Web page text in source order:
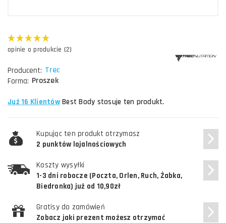
opinie o produkcie (2)
Producent: Trec
Forma: Proszek
Już 16 KlientówBest Body stosuje ten produkt.
Kupując ten produkt otrzymasz
2 punktów lojalnościowych
Koszty wysyłki
1-3 dni robocze (Poczta, Orlen, Ruch, Żabka,
Biedronka) już od 10,90zł
Gratisy do zamówień
Zobacz jaki prezent możesz otrzymać